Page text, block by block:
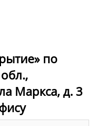
по
Маркса, д. 3